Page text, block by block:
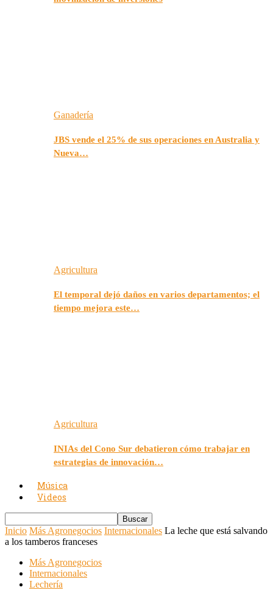
Ganadería
JBS vende el 25% de sus operaciones en Australia y
Nueva…
Agricultura
El temporal dejó daños en varios departamentos; el
tiempo mejora este…
Agricultura
INIAs del Cono Sur debatieron cómo trabajar en
estrategias de innovación…
Música
Videos
Inicio Más Agronegocios Internacionales La leche que está salvando
a los tamberos franceses
Más Agronegocios
Internacionales
Lechería